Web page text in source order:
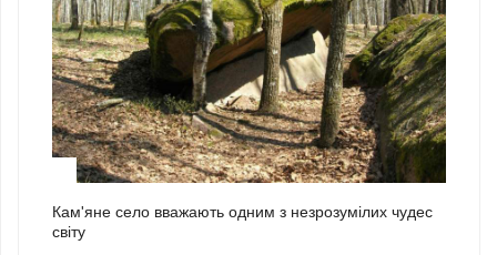
Кам'яне село вважають одним з незрозумілих чудес
світу